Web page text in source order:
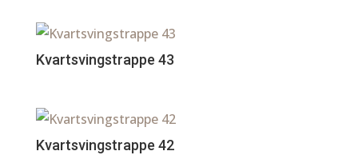
Kvartsvingstrappe 43
Kvartsvingstrappe 42